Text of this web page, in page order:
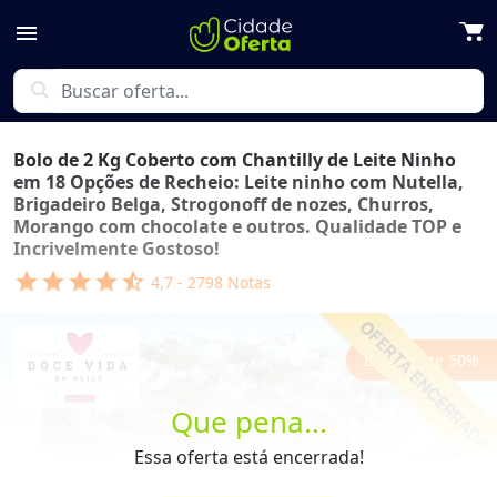
menu
search
Que pena...
Essa oferta está encerrada!
Bolo de 2 Kg Coberto com Chantilly de Leite Ninho
em 18 Opções de Recheio: Leite ninho com Nutella,
Brigadeiro Belga, Strogonoff de nozes, Churros,
Morango com chocolate e outros. Qualidade TOP e
Incrivelmente Gostoso!
starstarstarstarstar_half 4,7 - 2798 Notas
Economize 50%